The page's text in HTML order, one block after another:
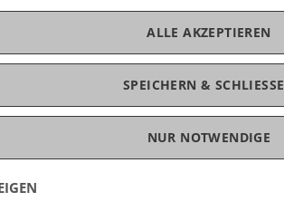
SPEICHERN & SCHLIESSEN
ALLE AKZEPTIEREN
NUR NOTWENDIGE